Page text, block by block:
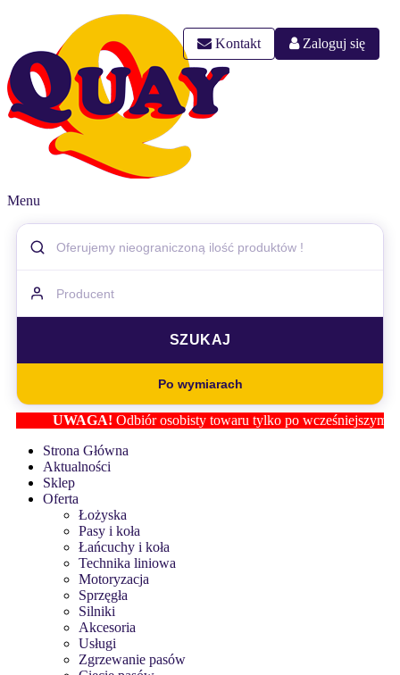
Kontakt Zaloguj się
Menu
Po wymiarach
UWAGA!Odbiór osobisty towaru tylko po wcześniejszym
Strona Główna
Aktualności
Sklep
Oferta
Łożyska
Pasy i koła
Łańcuchy i koła
Technika liniowa
Motoryzacja
Sprzęgła
Silniki
Akcesoria
Usługi
Zgrzewanie pasów